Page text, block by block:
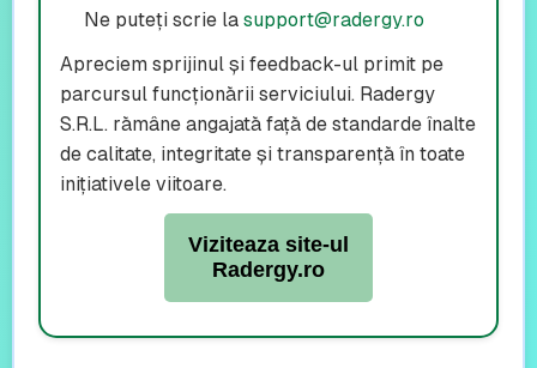
Ne puteți scrie la support@radergy.ro
Apreciem sprijinul și feedback-ul primit pe
parcursul funcționării serviciului. Radergy
S.R.L. rămâne angajată față de standarde înalte
de calitate, integritate și transparență în toate
inițiativele viitoare.
Viziteaza site-ul
Radergy.ro